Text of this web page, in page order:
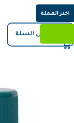
إضافة إلى السلة
اختر العملة